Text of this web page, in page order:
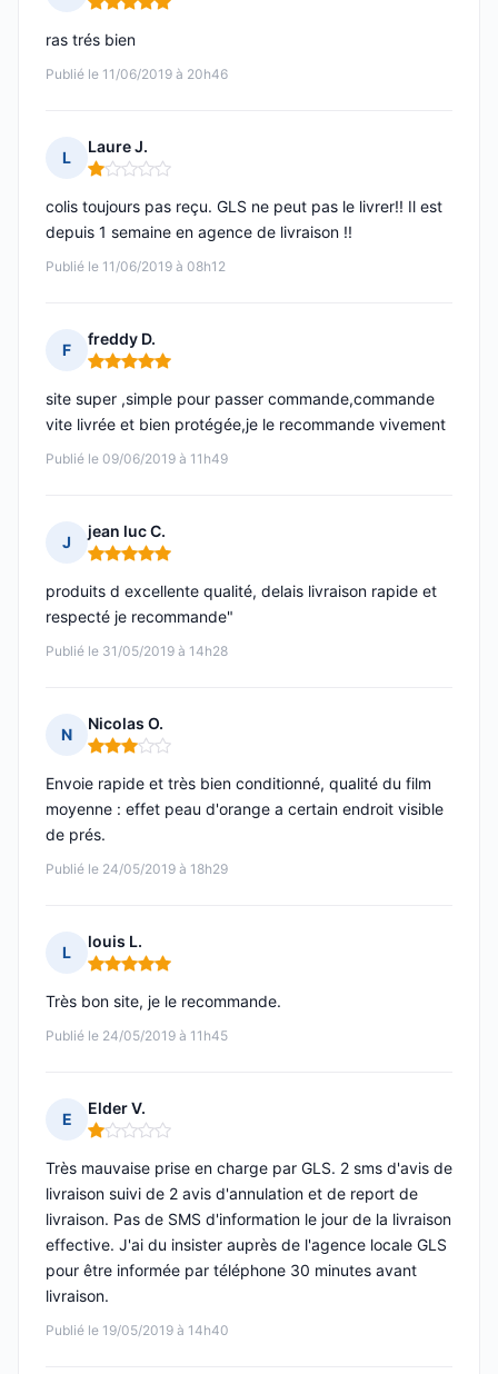
Note : 5 sur 5
Publié le 11/06/2019 à 20h46
ras trés bien
L
Laure J.
Note : 1 sur 5
Publié le 11/06/2019 à 08h12
colis toujours pas reçu. GLS ne peut pas le livrer!! Il est
depuis 1 semaine en agence de livraison !!
F
freddy D.
Note : 5 sur 5
Publié le 09/06/2019 à 11h49
site super ,simple pour passer commande,commande
vite livrée et bien protégée,je le recommande vivement
J
jean luc C.
Note : 5 sur 5
Publié le 31/05/2019 à 14h28
produits d excellente qualité, delais livraison rapide et
respecté je recommande"
N
Nicolas O.
Note : 3 sur 5
Publié le 24/05/2019 à 18h29
Envoie rapide et très bien conditionné, qualité du film
moyenne : effet peau d'orange a certain endroit visible
de prés.
L
louis L.
Note : 5 sur 5
Publié le 24/05/2019 à 11h45
Très bon site, je le recommande.
E
Elder V.
Note : 1 sur 5
Publié le 19/05/2019 à 14h40
Très mauvaise prise en charge par GLS. 2 sms d'avis de
livraison suivi de 2 avis d'annulation et de report de
livraison. Pas de SMS d'information le jour de la livraison
effective. J'ai du insister auprès de l'agence locale GLS
pour être informée par téléphone 30 minutes avant
livraison.